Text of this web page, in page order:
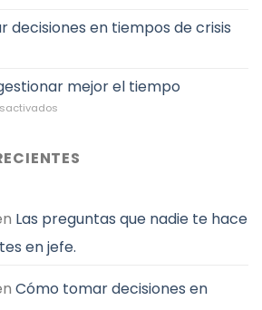
Up”
no
de
motivación
liderazgo?
decisiones en tiempos de crisis
mejor el tiempo
gestionar
Las preguntas que nadie te hace
en jefe.
Cómo tomar decisiones en